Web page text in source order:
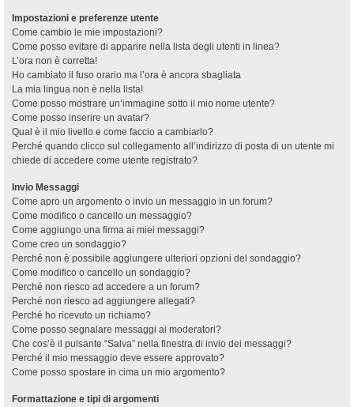
Impostazioni e preferenze utente
Come cambio le mie impostazioni?
Come posso evitare di apparire nella lista degli utenti in linea?
L’ora non è corretta!
Ho cambiato il fuso orario ma l’ora è ancora sbagliata
La mia lingua non è nella lista!
Come posso mostrare un’immagine sotto il mio nome utente?
Come posso inserire un avatar?
Qual è il mio livello e come faccio a cambiarlo?
Perché quando clicco sul collegamento all’indirizzo di posta di un utente mi
chiede di accedere come utente registrato?
Invio Messaggi
Come apro un argomento o invio un messaggio in un forum?
Come modifico o cancello un messaggio?
Come aggiungo una firma ai miei messaggi?
Come creo un sondaggio?
Perché non è possibile aggiungere ulteriori opzioni del sondaggio?
Come modifico o cancello un sondaggio?
Perché non riesco ad accedere a un forum?
Perché non riesco ad aggiungere allegati?
Perché ho ricevuto un richiamo?
Come posso segnalare messaggi ai moderatori?
Che cos’è il pulsante “Salva” nella finestra di invio dei messaggi?
Perché il mio messaggio deve essere approvato?
Come posso spostare in cima un mio argomento?
Formattazione e tipi di argomenti